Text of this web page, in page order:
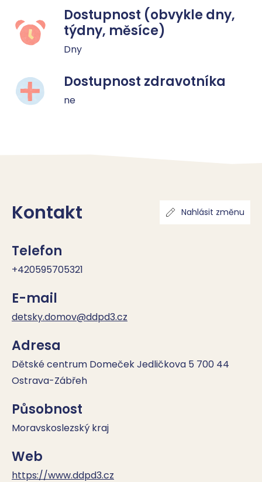
Dostupnost (obvykle dny,
týdny, měsíce)
Dny
Dostupnost zdravotníka
ne
Kontakt Nahlásit změnu
Telefon
+420595705321
E-mail
detsky.domov@ddpd3.cz
Adresa
Dětské centrum Domeček Jedličkova 5 700 44
Ostrava-Zábřeh
Působnost
Moravskoslezský kraj
Web
https://www.ddpd3.cz